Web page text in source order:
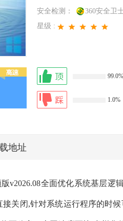
安全检测：
360安全卫
星级 :
99.0%
1.0%
地址
v2026.08全面优化系统基层
关闭,针对系统运行程序的时